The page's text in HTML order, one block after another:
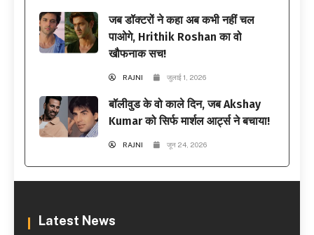
जब डॉक्टरों ने कहा अब कभी नहीं चल
पाओगे, Hrithik Roshan का वो
खौफनाक सच!
RAJNI जुलाई 1, 2026
बॉलीवुड के वो काले दिन, जब Akshay
Kumar को सिर्फ मार्शल आर्ट्स ने बचाया!
RAJNI जून 24, 2026
Latest News